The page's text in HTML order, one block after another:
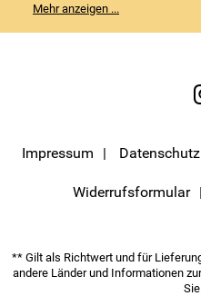
weitergegeben. Zu statistischen
Möglichkeit hierzu finden Sie
Servicemenü unten rechts, oder
Ende des Newsletters anklicken.
Mehr anzeigen ...
Impressum Datenschutz
Widerrufsformular
** Gilt als Richtwert und für
andere Länder und Informationen
Sie